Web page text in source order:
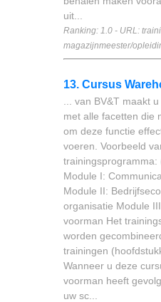
uit...
Ranking: 1.0 - URL:
magazijnmeester/
13. Cursus
... van BV&T maakt
met alle facetten die
om deze functie
voeren. Voorbeeld
trainingsprogramma:
Module I:
Module II:
organisatie Module
voorman Het
worden
trainingen
Wanneer u deze
voorman heeft
uw sc...